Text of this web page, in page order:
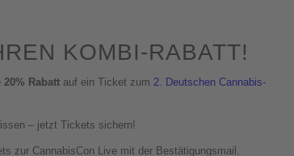
KOMBI-RABATT!
20% Rabatt auf ein Ticket zum 2. Deutschen Cannabis-
– jetzt Tickets sichern!
zur CannabisCon Live mit der Bestätigungsmail.